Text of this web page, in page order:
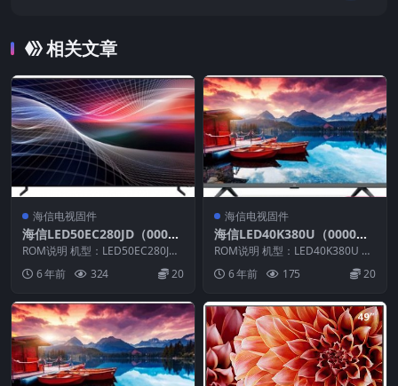
相关文章
海信电视固件
海信LED50EC280JD（000
0）BOM1官方原厂USB刷机
电视固件包
ROM说明 机型：LED50EC280JD
固件版本：（0000） BOM：1 ...
6 年前 324 20
海信电视固件
海信LED40K380U（0000）
BOM1官方原厂USB刷机电视
固件包
ROM说明 机型：LED40K380U 固
件版本：（0000） BOM：1 海
信...6 年前 175 20